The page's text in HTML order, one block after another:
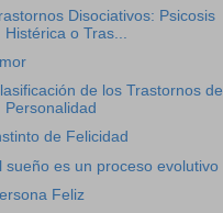
Disociativos: Psicosis
Histérica o Tras...
de los Trastornos de
Personalidad
de Felicidad
sueño es un proceso evolutivo
Feliz